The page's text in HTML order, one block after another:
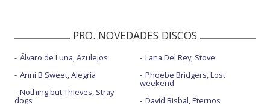
PRO. NOVEDADES DISCOS
Álvaro de Luna, Azulejos
Anni B Sweet, Alegría
Nothing but Thieves, Stray
dogs
Lana Del Rey, Stove
Phoebe Bridgers, Lost
weekend
David Bisbal, Eternos